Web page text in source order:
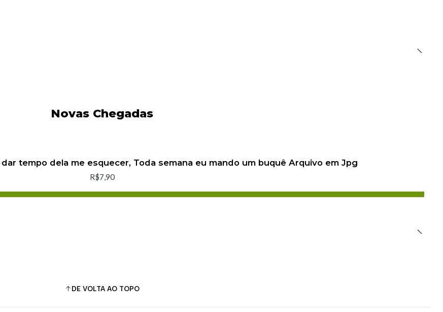
Novas Chegadas
tempo dela me esquecer, Toda semana eu mando um buquê Arquivo em Jpg
R$7,90
DE VOLTA AO TOPO